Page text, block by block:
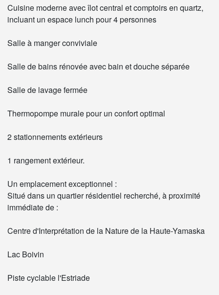
Cuisine moderne avec îlot central et comptoirs en quartz,
incluant un espace lunch pour 4 personnes
Salle à manger conviviale
Salle de bains rénovée avec bain et douche séparée
Salle de lavage fermée
Thermopompe murale pour un confort optimal
2 stationnements extérieurs
1 rangement extérieur.
Un emplacement exceptionnel :
Situé dans un quartier résidentiel recherché, à proximité
immédiate de :
Centre d'Interprétation de la Nature de la Haute-Yamaska
Lac Boivin
Piste cyclable l'Estriade